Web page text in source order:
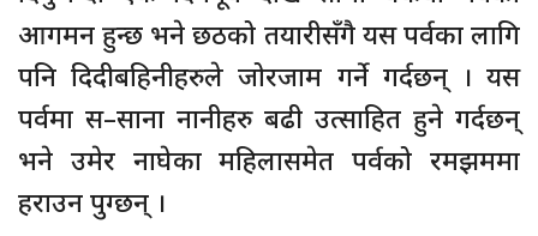
आगमन हुन्छ भने छठको तयारीसँगै यस पर्वका लागि
पनि दिदीबहिनीहरुले जोरजाम गर्ने गर्दछन् । यस
पर्वमा स–साना नानीहरु बढी उत्साहित हुने गर्दछन्
भने उमेर नाघेका महिलासमेत पर्वको रमझममा
हराउन पुग्छन् ।